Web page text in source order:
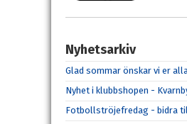
Nyhetsarkiv
Glad sommar önskar vi er
Nyhet i klubbshopen -
Fotbollströjefredag - bidra